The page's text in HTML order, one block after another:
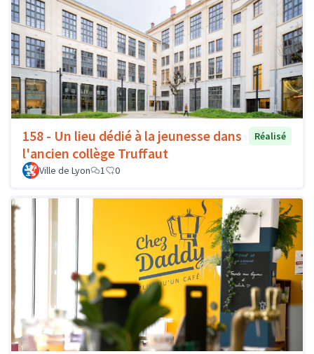
158 - Un lieu dédié à la jeunesse dans
l'ancien collège Truffaut
Réalisé
Ville de Lyon 1 0